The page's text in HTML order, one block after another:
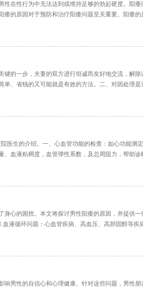
性在性行为中无法达到或维持足够的勃起硬度。阳痿
痿的原因对于预防和治疗阳痿问题至关重要。阳痿的
键的一步，夫妻的双方进行坦诚而友好地交流，解除
、省钱的又可能就是有效的方法。二、对因处理是
医生的介绍。一、心血管功能的检查：如心功能测
血液粘稠度，血管弹性系数，及总周阻力，帮助诊
身心的困扰。本文将探讨男性阳痿的原因，并提供一
液循环问题：心血管疾病、高血压、高胆固醇等疾
响男性的自信心和心理健康。针对这些问题，男性朋